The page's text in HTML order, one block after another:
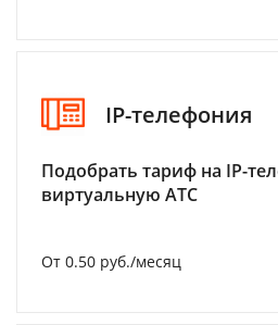
IP-телефония
Подобрать тариф на IP-
виртуальную АТС
От 0.50 руб./месяц